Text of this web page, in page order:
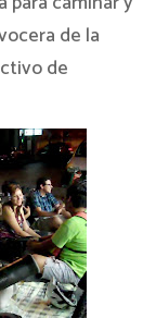
de la
de